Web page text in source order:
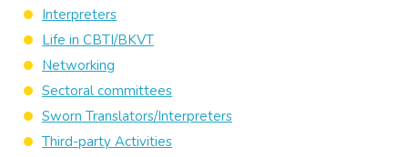
Interpreters
Life in CBTI/BKVT
Networking
Sectoral committees
Sworn Translators/Interpreters
Third-party Activities